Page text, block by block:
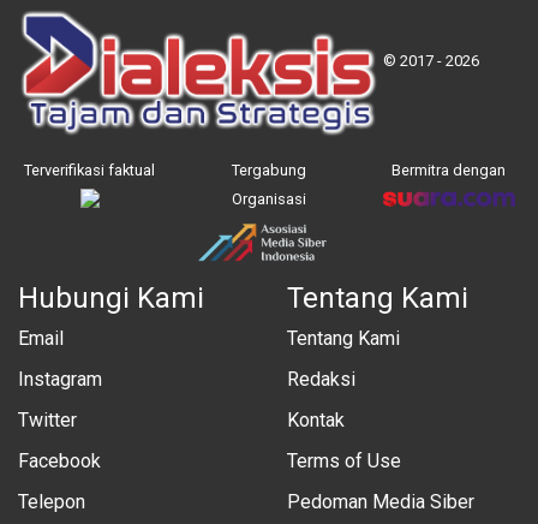
© 2017 - 2026
Terverifikasi faktual
Tergabung
Organisasi
Bermitra dengan
Hubungi Kami
Email
Instagram
Twitter
Facebook
Telepon
Tentang Kami
Tentang Kami
Redaksi
Kontak
Terms of Use
Pedoman Media Siber